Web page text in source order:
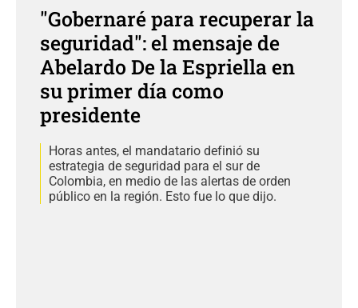
"Gobernaré para recuperar la
seguridad": el mensaje de
Abelardo De la Espriella en
su primer día como
presidente
Horas antes, el mandatario definió su
estrategia de seguridad para el sur de
Colombia, en medio de las alertas de orden
público en la región. Esto fue lo que dijo.